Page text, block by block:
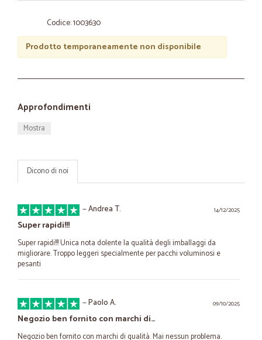
Codice: 1003630
Prodotto temporaneamente non disponibile
Approfondimenti
Mostra
Dicono di noi
14/12/2025
—Andrea T.
Super rapidi!!!
Super rapidi!!! Unica nota dolente la qualità degli imballaggi da
migliorare. Troppo leggeri specialmente per pacchi voluminosi e
pesanti
09/10/2025
—Paolo A.
Negozio ben fornito con marchi di…
Negozio ben fornito con marchi di qualità. Mai nessun problema.